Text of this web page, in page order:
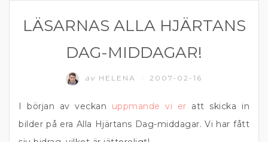
LÄSARNAS ALLA HJÄRTANS
DAG-MIDDAGAR!
av HELENA 2007-02-16
I början av veckan uppmande vi er att skicka in
bilder på era Alla Hjärtans Dag-middagar. Vi har fått